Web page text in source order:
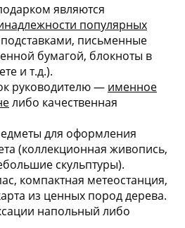
являются
популярных
письменные
бумагой, блокноты в
и т.д.).
руководителю — именное
либо качественная
для оформления
(коллекционная живопись,
скульптуры).
компактная метеостанция,
из ценных пород дерева.
напольный либо